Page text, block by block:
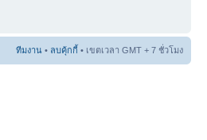
ทีมงาน • ลบคุ้กกี้ • เขตเวลา GMT + 7 ชั่วโมง